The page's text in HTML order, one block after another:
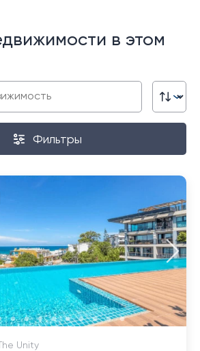
в этом
Фильтры
Unity